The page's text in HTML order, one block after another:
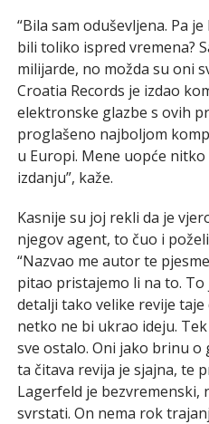
“Bila sam oduševljena. Pa
bili toliko ispred vremena?
milijarde, no možda su oni
Croatia Records je izdao
elektronske glazbe s ovih
proglašeno najboljom
u Europi. Mene uopće
izdanju”, kaže.
Kasnije su joj rekli da je
njegov agent, to čuo i
“Nazvao me autor te
pitao pristajemo li na to. To
detalji tako velike revije taje
netko ne bi ukrao ideju.
sve ostalo. Oni jako brinu o
ta čitava revija je sjajna, te
Lagerfeld je bezvremenski,
svrstati. On nema rok